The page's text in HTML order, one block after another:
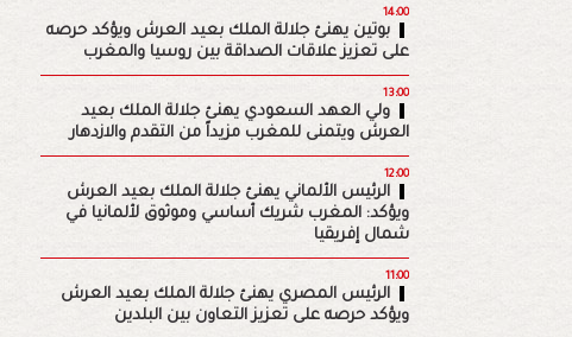
14:00
بوتين يهنئ جلالة الملك بعيد العرش ويؤكد حرصه
على تعزيز علاقات الصداقة بين روسيا والمغرب
13:00
ولي العهد السعودي يهنئ جلالة الملك بعيد
العرش ويتمنى للمغرب مزيداً من التقدم والازدهار
12:00
الرئيس الألماني يهنئ جلالة الملك بعيد العرش
ويؤكد: المغرب شريك أساسي وموثوق لألمانيا في
شمال إفريقيا
11:00
الرئيس المصري يهنئ جلالة الملك بعيد العرش
ويؤكد حرصه على تعزيز التعاون بين البلدين